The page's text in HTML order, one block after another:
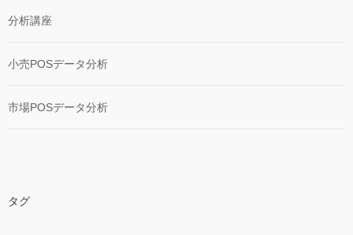
分析講座
小売POSデータ分析
市場POSデータ分析
タグ